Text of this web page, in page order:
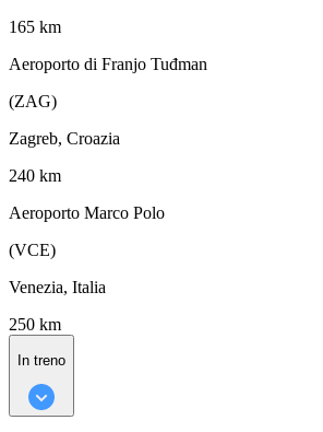
165 km
Aeroporto di Franjo Tuđman
(ZAG)
Zagreb, Croazia
240 km
Aeroporto Marco Polo
(VCE)
Venezia, Italia
250 km
In treno